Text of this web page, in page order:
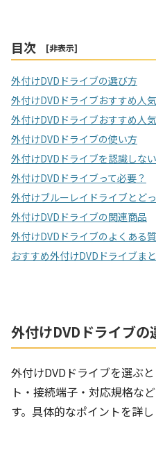
目次 [非表示]
外付けDVDドライブの選び方
外付けDVDドライブおすすめ人
外付けDVDドライブおすすめ人
外付けDVDドライブの使い方
外付けDVDドライブを認識しな
外付けDVDドライブって必要？
外付けブルーレイドライブとど
外付けDVDドライブの関連商品
外付けDVDドライブのよくある
おすすめ外付けDVDドライブま
外付けDVDドライブの
外付けDVDドライブを選ぶ
ト・接続端子・対応規格な
す。具体的なポイントを詳し